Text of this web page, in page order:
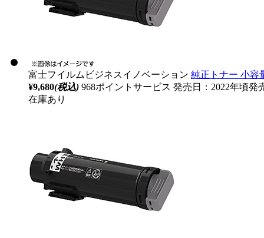
富士フイルムビジネスイノベーション 純正トナー 小容
¥9,680(税込) 968ポイントサービス 発売日：2022年頃発
在庫あり